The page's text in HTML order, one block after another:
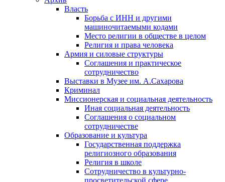
Власть
Борьба с ИНН и другими
машиночитаемыми кодами
Место религии в обществе в целом
Религия и права человека
Армия и силовые структуры
Соглашения и практическое
сотрудничество
Выставки в Музее им. А.Сахарова
Криминал
Миссионерская и социальная деятельность
Иная социальная деятельность
Соглашения о социальном
сотрудничестве
Образование и культура
Государственная поддержка
религиозного образования
Религия в школе
Сотрудничество в культурно-
просветительской сфере